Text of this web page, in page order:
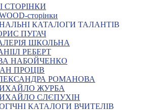
СТОРІНКИ
сторінки
КАТАЛОГИ ТАЛАНТІВ
ПУГАЧ
ШКОЛЬНА
РЕБЕРТ
НАБОЙЧЕНКО
ПРОЦІВ
РОМАНОВА
ЖУРБА
СЛЄПУХІН
КАТАЛОГИ ВЧИТЕЛІВ